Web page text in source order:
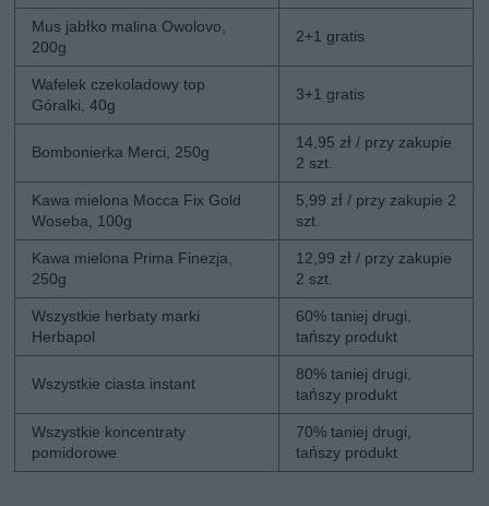
Mus jabłko malina Owolovo,
200g
2+1 gratis
Wafelek czekoladowy top
Góralki, 40g
3+1 gratis
Bombonierka Merci, 250g
14,95 zł / przy zakupie
2 szt.
Kawa mielona Mocca Fix Gold
Woseba, 100g
5,99 zł / przy zakupie 2
szt.
Kawa mielona Prima Finezja,
250g
12,99 zł / przy zakupie
2 szt.
Wszystkie herbaty marki
Herbapol
60% taniej drugi,
tańszy produkt
Wszystkie ciasta instant
80% taniej drugi,
tańszy produkt
Wszystkie koncentraty
pomidorowe
70% taniej drugi,
tańszy produkt